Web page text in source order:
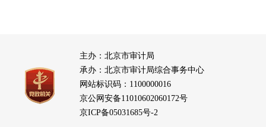
主办：北京市审计局
承办：北京市审计局综合事务中心
网站标识码：1100000016
京公网安备11010602060172号
京ICP备05031685号-2